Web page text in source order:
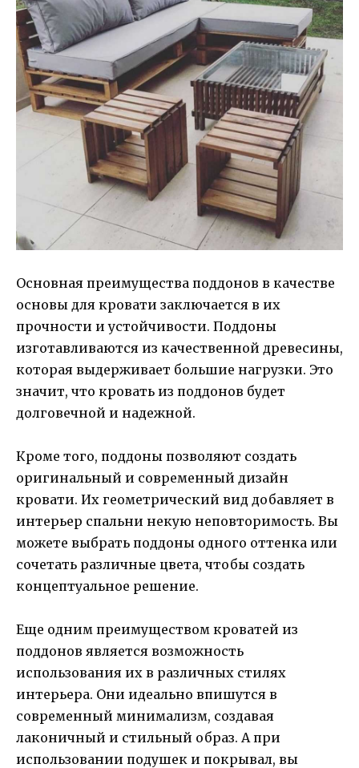
Основная преимущества поддонов в качестве
основы для кровати заключается в их
прочности и устойчивости. Поддоны
изготавливаются из качественной древесины,
которая выдерживает большие нагрузки. Это
значит, что кровать из поддонов будет
долговечной и надежной.
Кроме того, поддоны позволяют создать
оригинальный и современный дизайн
кровати. Их геометрический вид добавляет в
интерьер спальни некую неповторимость. Вы
можете выбрать поддоны одного оттенка или
сочетать различные цвета, чтобы создать
концептуальное решение.
Еще одним преимуществом кроватей из
поддонов является возможность
использования их в различных стилях
интерьера. Они идеально впишутся в
современный минимализм, создавая
лаконичный и стильный образ. А при
использовании подушек и покрывал, вы